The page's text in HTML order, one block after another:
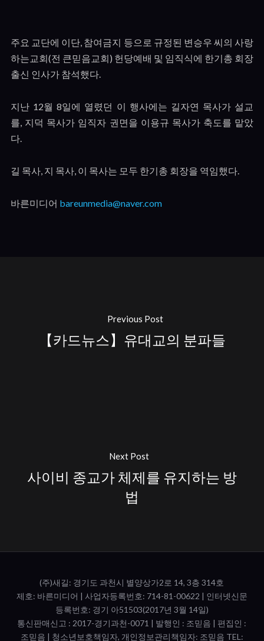
주요 교단에 이단, 참여금지 등으로 규정된 변승우 씨의 사랑
하는교회(전 큰믿음교회) 헌당예배 및 임직식에 한기총 회장
출신 인사가 참석했다.
지난12월 8일에 열렸던 이 행사에는 길자연 목사가 설교
를, 지덕 목사가 임직자 권면을 이용규 목사가 축도를 맡았
다.
길 목사, 지 목사, 이 목사는 모두 한기총 회장을 역임했다.
바른미디어 bareunmedia@naver.com
Previous Post
【카드뉴스】유대교의 분파들
Next Post
사이비 종교가 체제를 유지하는 방
법
(주)새길: 경기도 과천시 별양상가2로 14, 3층 314호
제호: 바른미디어 | 사업자등록번호: 714-81-00622 | 인터넷신문
등록번호: 경기 아51503(2017년 3월 14일)
통신판매신고 : 2017-경기과천-0071​ | 발행인 : 조믿음 | 편집인 :
조믿음 | 청소년보호책임자, 개인정보관리책임자: 조믿음 TEL: